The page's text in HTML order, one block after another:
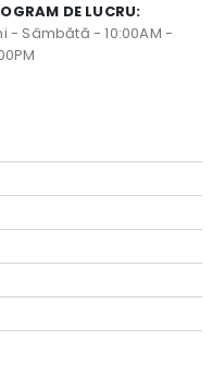
DE LUCRU:
- Sâmbătă - 10:00AM -